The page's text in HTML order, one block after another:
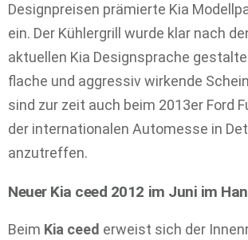
Designpreisen prämierte Kia
ein. Der Kühlergrill wurde klar nach
aktuellen Kia Designsprache
flache und aggressiv wirkende
sind zur zeit auch beim 2013er Ford
der internationalen Automesse in
anzutreffen.
Neuer Kia ceed 2012 im Juni im
Beim Kia ceed erweist sich der